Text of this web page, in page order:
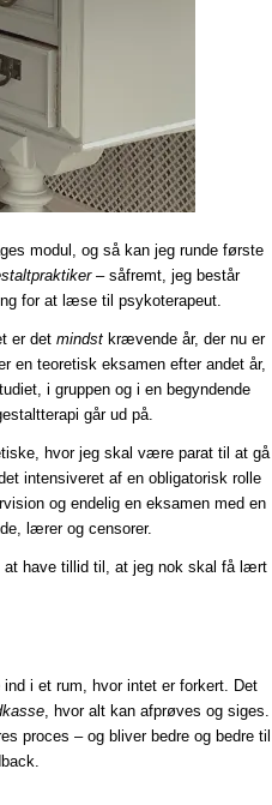
modul, og så kan jeg runde første
– såfremt, jeg består
for at læse til psykoterapeut.
er det mindstkrævende år, der nu er
en teoretisk eksamen efter andet år,
i gruppen og i en begyndende
går ud på.
hvor jeg skal være parat til at gå
intensiveret af en obligatorisk rolle
og endelig en eksamen med en
lærer og censorer.
at have tillid til, at jeg nok skal få lært
i et rum, hvor intet er forkert. Det
, hvor alt kan afprøves og siges.
proces – og bliver bedre og bedre til